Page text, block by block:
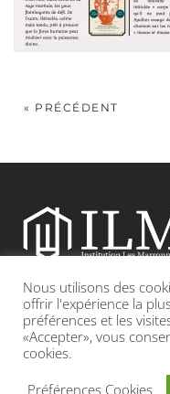
« PRÉCÉDENT
Etablissement
Adresse : 19, Grande
INFOS LÉGALES
Nous utilisons des
offrir l'expérience la
préférences et les
«Accepter», vous
cookies.
Préférences Cookies